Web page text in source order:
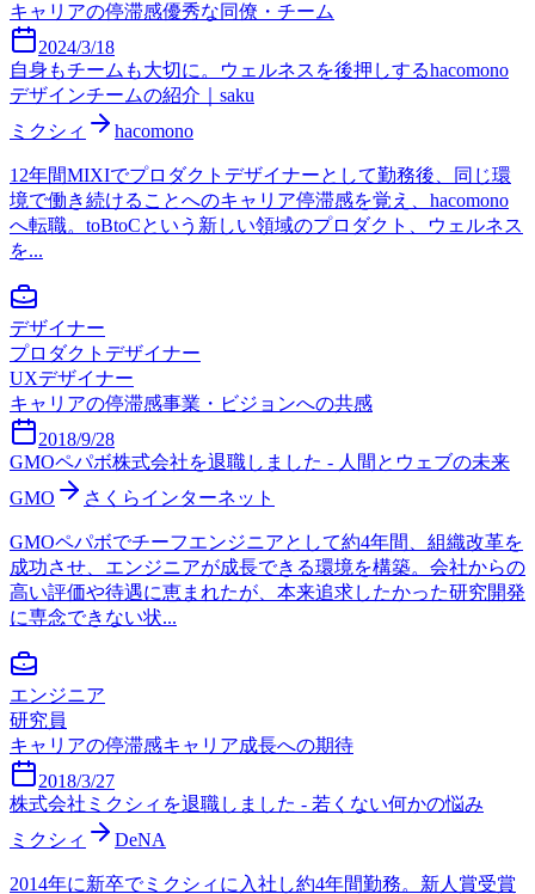
キャリアの停滞感優秀な同僚・チーム
2024/3/18
自身もチームも大切に。ウェルネスを後押しするhacomono
デザインチームの紹介｜saku
ミクシィ
hacomono
12年間MIXIでプロダクトデザイナーとして勤務後、同じ環
境で働き続けることへのキャリア停滞感を覚え、hacomono
へ転職。toBtoCという新しい領域のプロダクト、ウェルネス
を...
デザイナー
プロダクトデザイナー
UXデザイナー
キャリアの停滞感事業・ビジョンへの共感
2018/9/28
GMOペパボ株式会社を退職しました - 人間とウェブの未来
GMO
さくらインターネット
GMOペパボでチーフエンジニアとして約4年間、組織改革を
成功させ、エンジニアが成長できる環境を構築。会社からの
高い評価や待遇に恵まれたが、本来追求したかった研究開発
に専念できない状...
エンジニア
研究員
キャリアの停滞感キャリア成長への期待
2018/3/27
株式会社ミクシィを退職しました - 若くない何かの悩み
ミクシィ
DeNA
2014年に新卒でミクシィに入社し約4年間勤務。新人賞受賞